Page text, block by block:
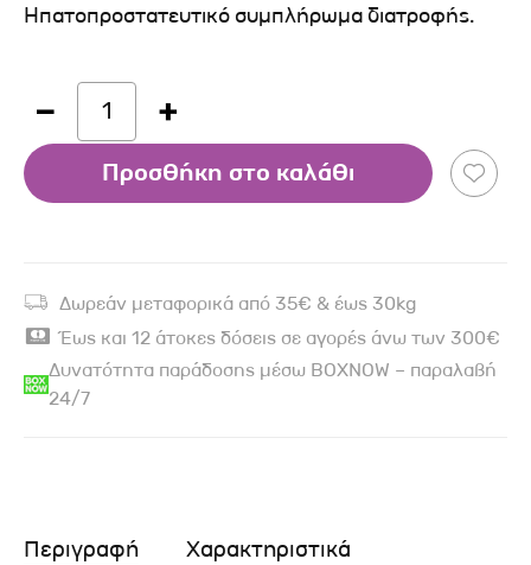
Ηπατοπροστατευτικό συμπλήρωμα διατροφής.
1
Προσθήκη στο καλάθι
Δωρεάν μεταφορικά από 35€ & έως 30kg
Έως και 12 άτοκες δόσεις σε αγορές άνω των 300€
Δυνατότητα παράδοσης μέσω BOXNOW – παραλαβή
24/7
Περιγραφή Χαρακτηριστικά